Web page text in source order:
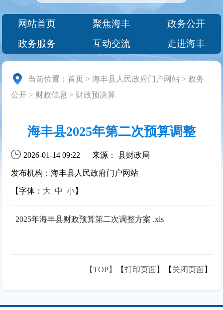
网站首页 聚焦海丰
政务公开
政务服务
互动交流 走进海丰
当前位置：首页 >海丰县人民政府门户网站 >政务
公开 > 财政信息 > 财政预决算
海丰县2025年第二次预算调整
2026-01-14 09:22 来源： 县财政局
发布机构：海丰县人民政府门户网站
【字体： 大 中 小】
2025年海丰县财政预算第二次调整方案 .xls
【TOP】 【打印页面】【 关闭页面】